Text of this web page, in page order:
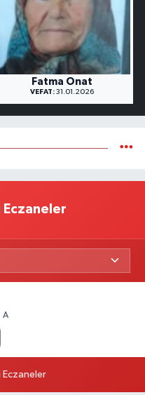
Fatma Onat
VEFAT: 31.01.2026
Eczaneler
A